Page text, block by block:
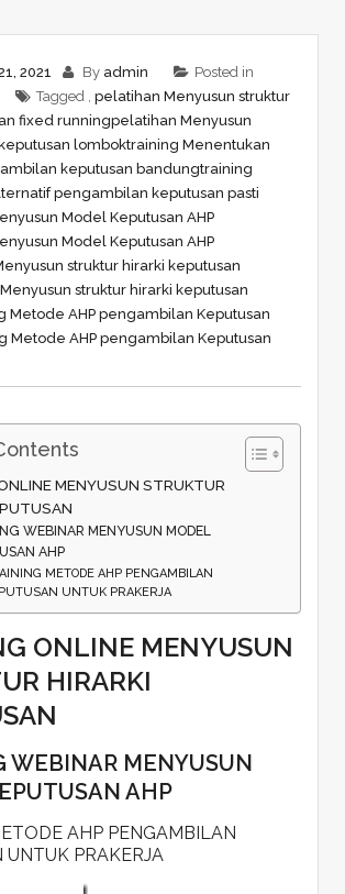
2021 By admin
Posted in
Tagged , pelatihan Menyusun struktur
fixed runningpelatihan Menyusun
lomboktraining Menentukan
keputusan bandungtraining
pengambilan keputusan pasti
Model Keputusan AHP
Model Keputusan AHP
struktur hirarki keputusan
struktur hirarki keputusan
Metode AHP pengambilan Keputusan
Metode AHP pengambilan Keputusan
MENYUSUN STRUKTUR
WEBINAR MENYUSUN MODEL
AHP
METODE AHP PENGAMBILAN
UNTUK PRAKERJA
ONLINE MENYUSUN
HIRARKI
WEBINAR MENYUSUN
AHP
AHP PENGAMBILAN
UNTUK PRAKERJA